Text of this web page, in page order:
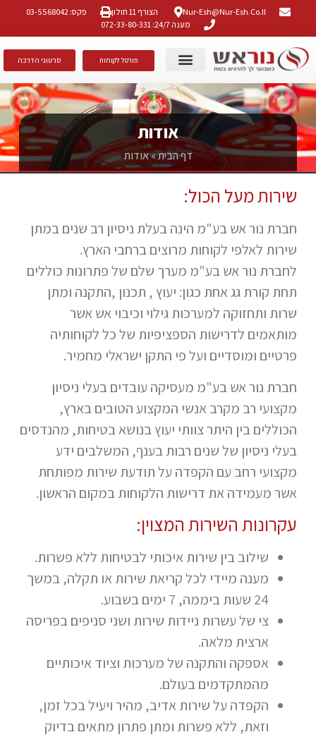
Nur-Esh@nur-Esh.co.il הצורף 11 חולון
פקס: 03-5568042
מענה 24/7: 072-33-80-331
פורטל לקוחות סרטוני הדרכה
אודות
דף הבית»אודות
שירות מעל הכול:
חברת נור אש בע"מ הינה בעלת ניסיון רב שנים במתן
שירות לאלפי לקוחות מרוצים ברחבי הארץ.
לחברת נור אש בע"מ מערך שלם של פתרונות כוללים
תחת קורת גג אחת כגון: יעוץ , תכנון ,התקנה ומתן
שרות ותחזוקה למערכות גילוי וכיבוי אש אשר
מותאמים לדרישות הספציפיות של כל לקוחותיה
פרטיים ומוסדיים ועל פי התקן ישראלי מחמיר.
חברת נור אש בע"מ מעסיקה עובדים בעלי ניסיון
מקצועי רב מקרב אנשי המקצוע הטובים בארץ,
הכוללים בין היתר צוותי יעוץ בנושא בטיחות, מהנדסים
בעלי ניסיון של שנים רבות בענף, המשלבים ידע
מקצועי רחב עם הקפדה על תודעת שירות מפותחת
אשר מעמידה את דרישות הלקוחות במקום הראשון.
עקרונות השירות המצוין:
שילוב בין שירות איכותי לבטיחות ללא פשרות.
מענה מיידי לכל קריאת שירות או תקלה, במשך
24 שעות ביממה, 7 ימים בשבוע.
צי של עשרות ניידות שירות ושני סניפים בפריסה
ארצית מלאה.
אספקה והתקנה של מערכות וציוד איכותיים
מהמתקדמים בעולם.
הקפדה על שירות אדיב, מהיר ויעיל בכל זמן,
וזאת, ללא פשרות ומתן פתרון מתאים בדיוק